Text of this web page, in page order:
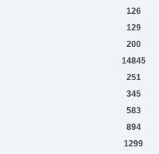
126
129
200
14845
251
345
583
894
1299